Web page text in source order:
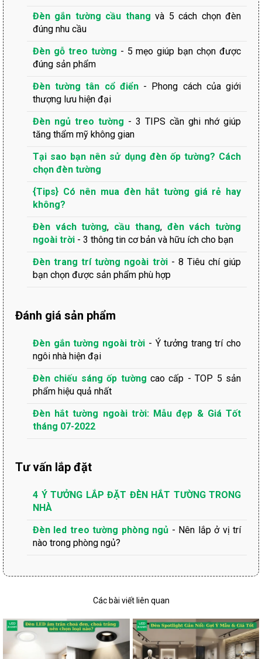
Đèn gắn tường cầu thang và 5 cách chọn đèn
đúng nhu cầu
Đèn gỗ treo tường - 5 mẹo giúp bạn chọn được
đúng sản phẩm
Đèn tường tân cổ điển- Phong cách của giới
thượng lưu hiện đại
Đèn ngủ treo tường - 3 TIPS cần ghi nhớ giúp
tăng thẩm mỹ không gian
Tại sao bạn nên sử dụng đèn ốp tường? Cách
chọn đèn tường
{Tips} Có nên mua đèn hắt tường giá rẻ hay
không?
Đèn vách tường, cầu thang, đèn vách tường
ngoài trời - 3 thông tin cơ bản và hữu ích cho bạn
Đèn trang trí tường ngoài trời- 8 Tiêu chí giúp
bạn chọn được sản phẩm phù hợp
Đánh giá sản phẩm
Đèn gắn tường ngoài trời - Ý tưởng trang trí cho
ngôi nhà hiện đại
Đèn chiếu sáng ốp tường cao cấp - TOP 5 sản
phẩm hiệu quả nhất
Đèn hắt tường ngoài trời: Mẫu đẹp & Giá Tốt
tháng 07-2022
Tư vấn lắp đặt
4 Ý TƯỞNG LẮP ĐẶT ĐÈN HẮT TƯỜNG TRONG
NHÀ
Đèn led treo tường phòng ngủ - Nên lắp ở vị trí
nào trong phòng ngủ?
Các bài viết liên quan